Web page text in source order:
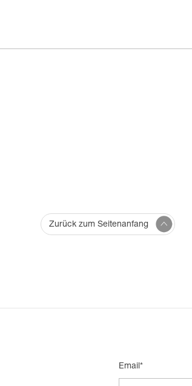
Zurück zum Seitenanfang
Email*